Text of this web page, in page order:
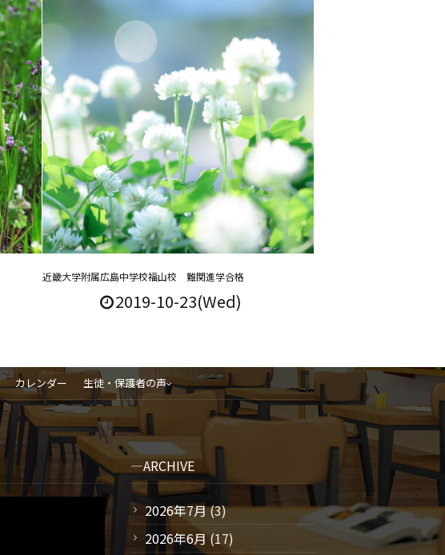
近畿大学附属広島中学校福山校 難関進学合格
2019-10-23(Wed)
カレンダー 生徒・保護者の声
ARCHIVE
2026年7月(3)
2026年6月(17)